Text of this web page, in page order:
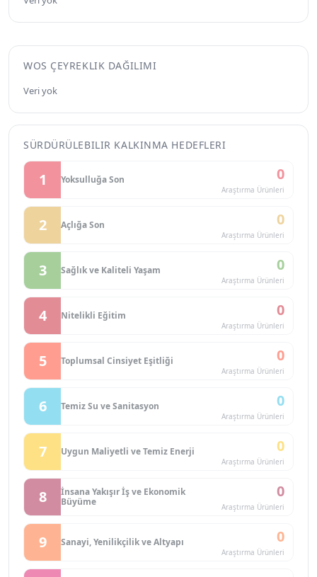
WOS ÇEYREKLIK DAĞILIMI
Veri yok
SÜRDÜRÜLEBILIR KALKINMA HEDEFLERI
1 Yoksulluğa Son 0
Araştırma Ürünleri
2 Açlığa Son 0
Araştırma Ürünleri
3 Sağlık ve Kaliteli Yaşam 0
Araştırma Ürünleri
4 Nitelikli Eğitim 0
Araştırma Ürünleri
5 Toplumsal Cinsiyet Eşitliği 0
Araştırma Ürünleri
6 Temiz Su ve Sanitasyon 0
Araştırma Ürünleri
7 Uygun Maliyetli ve Temiz Enerji 0
Araştırma Ürünleri
8
İnsana Yakışır İş ve Ekonomik
Büyüme
0
Araştırma Ürünleri
9 Sanayi, Yenilikçilik ve Altyapı 0
Araştırma Ürünleri